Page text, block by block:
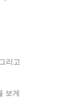
리고
보게